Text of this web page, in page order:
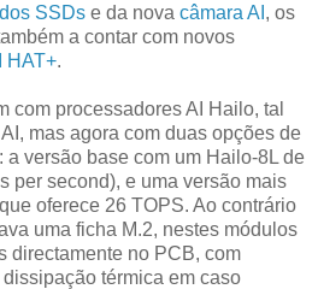
SSDs e da nova câmara AI , os
a contar com novos
HAT+.
com processadores AI Hailo, tal
mas agora com duas opções de
versão base com um Hailo-8L de
per second), e uma versão mais
oferece 26 TOPS. Ao contrário
uma ficha M.2, nestes módulos
directamente no PCB, com
térmica em caso